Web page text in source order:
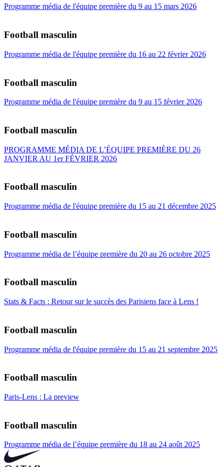
Programme média de l'équipe première du 9 au 15 mars 2026
Football masculin
Programme média de l'équipe première du 16 au 22 février 2026
Football masculin
Programme média de l'équipe première du 9 au 15 février 2026
Football masculin
PROGRAMME MÉDIA DE L’ÉQUIPE PREMIÈRE DU 26
JANVIER AU 1er FÉVRIER 2026
Football masculin
Programme média de l'équipe première du 15 au 21 décembre 2025
Football masculin
Programme média de l’équipe première du 20 au 26 octobre 2025
Football masculin
Stats & Facts : Retour sur le succès des Parisiens face à Lens !
Football masculin
Programme média de l'équipe première du 15 au 21 septembre 2025
Football masculin
Paris-Lens : La preview
Football masculin
Programme média de l’équipe première du 18 au 24 août 2025